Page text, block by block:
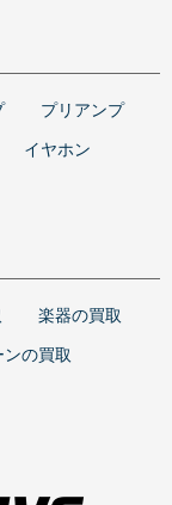
プリアンプ
イヤホン
楽器の買取
ンの買取